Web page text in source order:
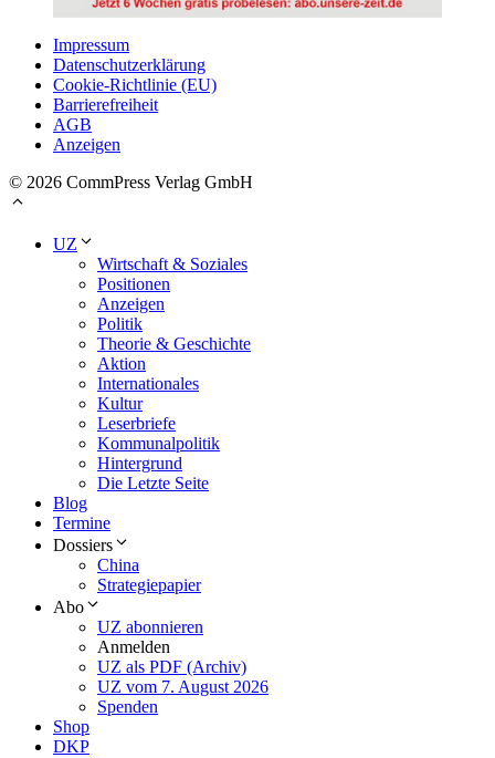
Impressum
Datenschutzerklärung
Cookie-Richtlinie (EU)
Barrierefreiheit
AGB
Anzeigen
© 2026 CommPress Verlag GmbH
UZ
Wirtschaft & Soziales
Positionen
Anzeigen
Politik
Theorie & Geschichte
Aktion
Internationales
Kultur
Leserbriefe
Kommunalpolitik
Hintergrund
Die Letzte Seite
Blog
Termine
Dossiers
China
Strategiepapier
Abo
UZ abonnieren
Anmelden
UZ als PDF (Archiv)
UZ vom 7. August 2026
Spenden
Shop
DKP